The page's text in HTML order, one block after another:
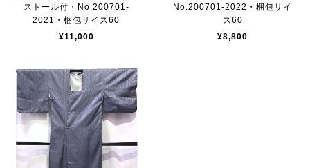
ストール付・No.200701-
2021・梱包サイズ60
¥11,000
No.200701-2022・梱包サイ
ズ60
¥8,800